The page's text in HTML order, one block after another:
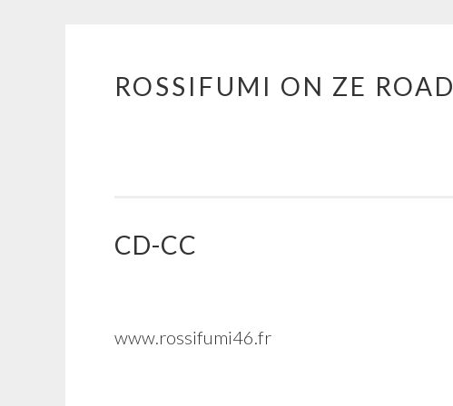
Aller
ROSSIFUMI ON ZE ROAD
CD-CC
www.rossifumi46.fr